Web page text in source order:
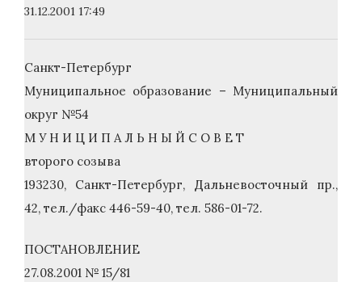
31.12.2001 17:49
Санкт-Петербург
Муниципальное образование – Муниципальный
округ №54
М У Н И Ц И П А Л Ь Н Ы Й С О В Е Т
второго созыва
193230, Санкт-Петербург, Дальневосточный пр.,
42, тел./факс 446-59-40, тел. 586-01-72.
ПОСТАНОВЛЕНИЕ
27.08.2001 № 15/81